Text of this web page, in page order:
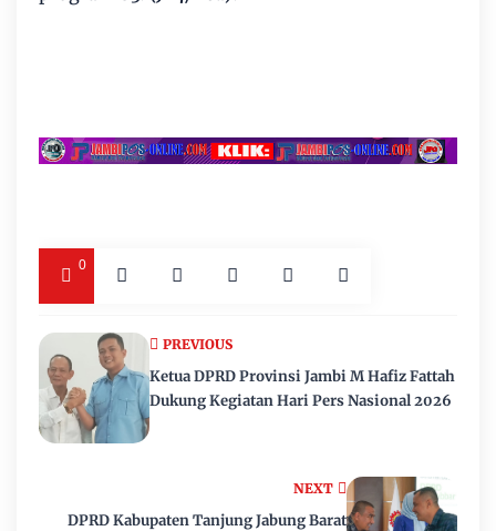
0
NEXT
DPRD Kabupaten Tanjung Jabung Barat
PREVIOUS
Ketua DPRD Provinsi Jambi M Hafiz Fattah
Dukung Kegiatan Hari Pers Nasional 2026